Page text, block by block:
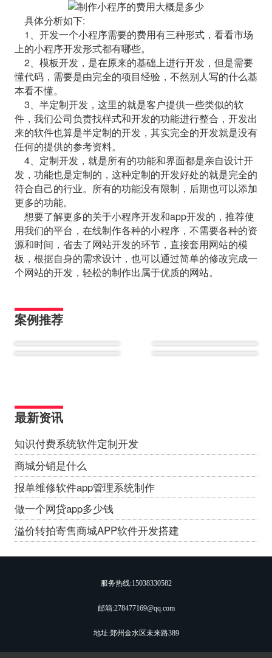
具体分析如下:
1、开发一个小程序需要的费用有三种形式，看看市场
上的小程序开发形式都有哪些。
2、模板开发，是在原来的基础上进行开发，但是需要
懂代码，需要是由完全的项目经验，不然别人写的什么基
本看不懂。
3、半定制开发，这里的就是客户提供一些类似的软
件，我们公司负责找样式和开发的功能进行整合，开发出
来的软件也算是半定制的开发，其实完全的开发就是没有
任何的提供的参考资料。
4、定制开发，就是所有的功能和界面都是亲自设计开
发，功能也是定制的，这种定制的开发好处的就是完全的
符合自己的行业。所有的功能没有限制，后期也可以添加
更多的功能。
想要了解更多的关于小程序开发和app开发的，推荐使
用我们的平台，在线制作各种的小程序，不需要各种的资
源和时间，省去了网站开发的环节，直接套用网站的模
板，根据自身的需求设计，也可以通过简单的修改完成一
个网站的开发，轻松的制作出属于优质的网站。
案例推荐
最新资讯
知识付费系统软件定制开发
商城分销是什么
报单维修软件app管理系统制作
做一个网贷app多少钱
溢价转拍寄售商城APP软件开发搭建
服务热线:15038330582
邮箱:278477169@qq.com
地址:郑州金水区未来路389